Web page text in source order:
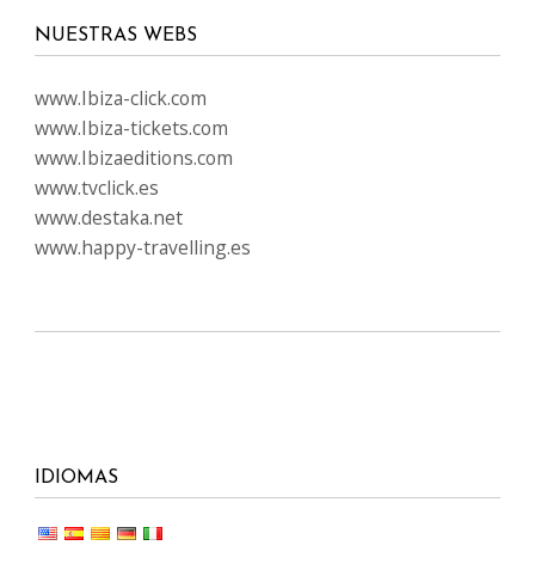
NUESTRAS WEBS
www.Ibiza-click.com
www.Ibiza-tickets.com
www.Ibizaeditions.com
www.tvclick.es
www.destaka.net
www.happy-travelling.es
IDIOMAS